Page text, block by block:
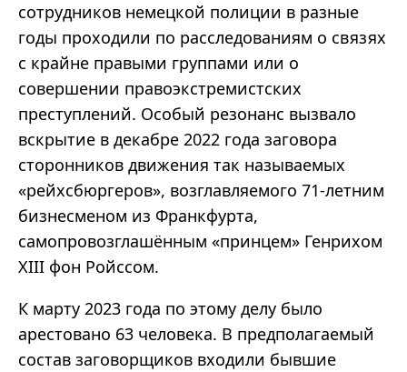
сотрудников немецкой полиции в разные
годы проходили по расследованиям о связях
с крайне правыми группами или о
совершении правоэкстремистских
преступлений. Особый резонанс вызвало
вскрытие в декабре 2022 года заговора
сторонников движения так называемых
«рейхсбюргеров», возглавляемого 71-летним
бизнесменом из Франкфурта,
самопровозглашённым «принцем» Генрихом
XIII фон Ройссом.
К марту 2023 года по этому делу было
арестовано 63 человека. В предполагаемый
состав заговорщиков входили бывшие